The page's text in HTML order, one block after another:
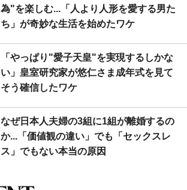
為"を楽しむ...「人より人形を愛する男た
ち」が奇妙な生活を始めたワケ
「やっぱり"愛子天皇"を実現するしかな
い」皇室研究家が悠仁さま成年式を見て
そう確信したワケ
なぜ日本人夫婦の3組に1組が離婚するの
か...「価値観の違い」でも「セックスレ
ス」でもない本当の原因